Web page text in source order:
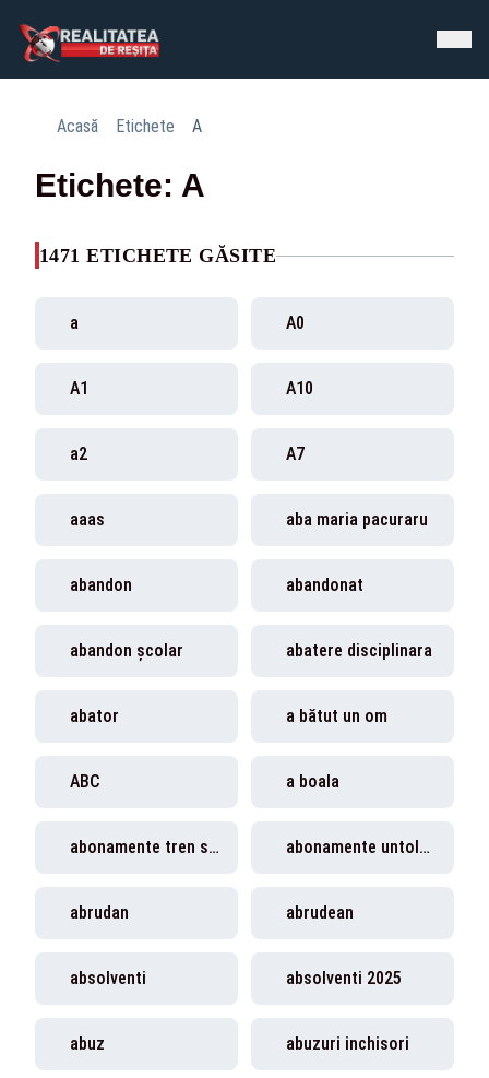
Acasă Etichete A
Etichete: A
1471 ETICHETE GĂSITE
a A0
A1 A10
a2 A7
aaas aba maria pacuraru
abandon abandonat
abandon școlar abatere disciplinara
abator a bătut un om
ABC a boala
abonamente tren studenti abonamente untold 2024
abrudan abrudean
absolventi absolventi 2025
abuz abuzuri inchisori